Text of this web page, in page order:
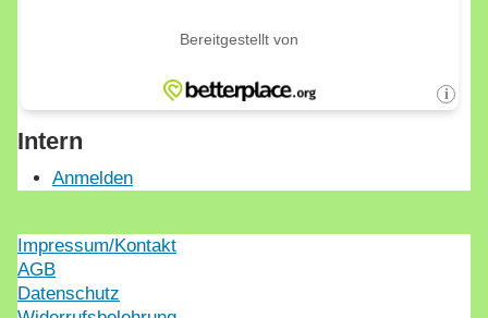
Intern
Anmelden
Impressum/Kontakt
AGB
Datenschutz